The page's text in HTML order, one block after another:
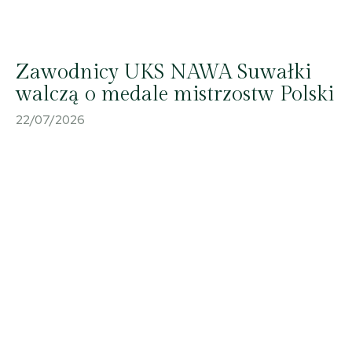
Zawodnicy UKS NAWA Suwałki
walczą o medale mistrzostw Polski
22/07/2026